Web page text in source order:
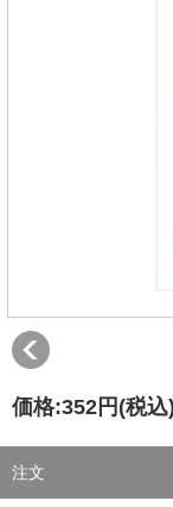
価格:352円 (税込)
注文